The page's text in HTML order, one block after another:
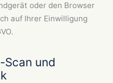
oder den Browser
auf Ihrer Einwilligung
Scan und